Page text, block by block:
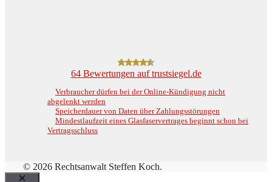
64Bewertungen auf trustsiegel.de
Verbraucher dürfen bei der Online-Kündigung nicht
abgelenkt werden
Speicherdauer von Daten über Zahlungsstörungen
Mindestlaufzeit eines Glasfaservertrages beginnt schon bei
Vertragsschluss
© 2026 Rechtsanwalt Steffen Koch.